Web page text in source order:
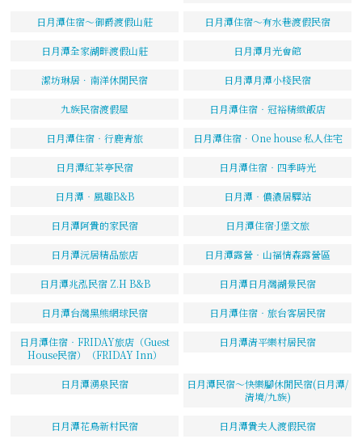
日月潭住宿～御爵渡假山莊 日月潭住宿～有水巷渡假民宿
日月潭全家湖畔渡假山莊 日月潭月光會館
潔坊琳居．南洋休閒民宿 日月潭月潭小棧民宿
九族民宿渡假屋 日月潭住宿‧冠裕精緻飯店
日月潭住宿‧行鹿青旅 日月潭住宿．One house 私人住宅
日月潭紅茶亭民宿 日月潭住宿‧四季時光
日月潭‧風趣B&B 日月潭‧儂濃居驛站
日月潭阿貴的家民宿 日月潭住宿·J堡文旅
日月潭沅居精品旅店 日月潭露營‧山福情森露營區
日月潭兆泓民宿 Z.H B&B 日月潭日月灣湖景民宿
日月潭台灣黑熊網球民宿 日月潭住宿‧旅台客居民宿
日月潭住宿‧FRIDAY旅店（Guest
House民宿）（FRIDAY Inn）
日月潭清平樂村居民宿
日月潭湧泉民宿
日月潭民宿～快樂腳休閒民宿(日月潭/
清境/九族)
日月潭花鳥新村民宿 日月潭貴夫人渡假民宿